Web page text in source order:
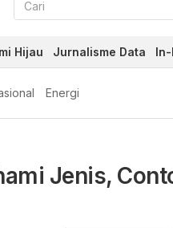
Hijau Jurnalisme Data
Energi
Jenis,